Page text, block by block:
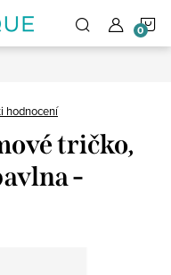
hodnocení
tričko,
-